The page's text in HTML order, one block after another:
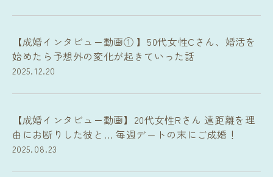
【成婚インタビュー動画① 】50代女性Cさん、婚活を
始めたら予想外の変化が起きていった話
2025.12.20
【成婚インタビュー動画】20代女性Rさん 遠距離を理
由にお断りした彼と… 毎週デートの末にご成婚！
2025.08.23